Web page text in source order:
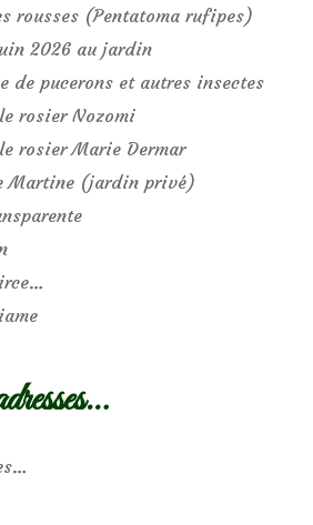
rousses (Pentatoma rufipes)
2026 au jardin
de pucerons et autres insectes
rosier Nozomi
rosier Marie Dermar
Martine (jardin privé)